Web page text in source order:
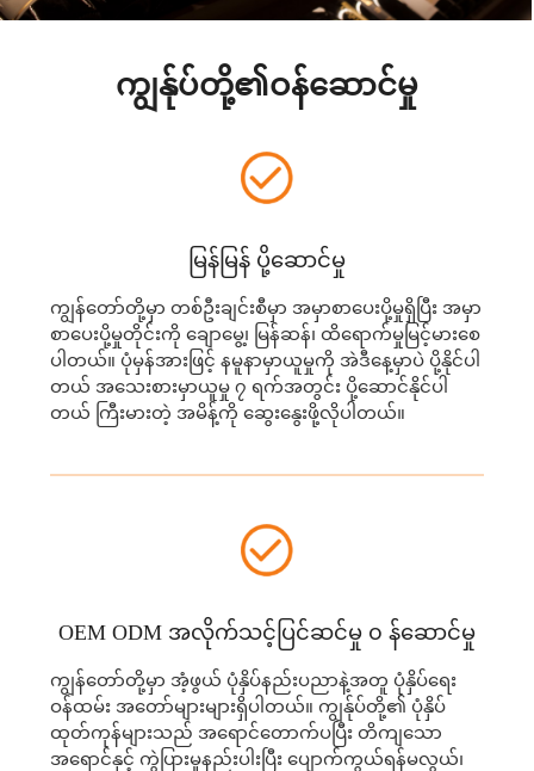
ကျွန်ုပ်တို့၏ဝန်ဆောင်မှု
မြန်မြန် ပို့ဆောင်မှု
ကျွန်တော်တို့မှာ တစ်ဦးချင်းစီမှာ အမှာစာပေးပို့မှုရှိပြီး အမှာ
စာပေးပို့မှုတိုင်းကို ချောမွေ့၊ မြန်ဆန်၊ ထိရောက်မှုမြင့်မားစေ
ပါတယ်။ ပုံမှန်အားဖြင့် နမူနာမှာယူမှုကို အဲဒီနေ့မှာပဲ ပို့နိုင်ပါ
တယ် အသေးစားမှာယူမှု ၇ ရက်အတွင်း ပို့ဆောင်နိုင်ပါ
တယ် ကြီးမားတဲ့ အမိန့်ကို ဆွေးနွေးဖို့လိုပါတယ်။
OEM ODM အလိုက်သင့်ပြင်ဆင်မှု ၀ န်ဆောင်မှု
ကျွန်တော်တို့မှာ အံ့ဖွယ် ပုံနှိပ်နည်းပညာနဲ့အတူ ပုံနှိပ်ရေး
ဝန်ထမ်း အတော်များများရှိပါတယ်။ ကျွန်ုပ်တို့၏ ပုံနှိပ်
ထုတ်ကုန်များသည် အရောင်တောက်ပပြီး တိကျသော
အရောင်နှင့် ကွဲပြားမှုနည်းပါးပြီး ပျောက်ကွယ်ရန်မလွယ်၊